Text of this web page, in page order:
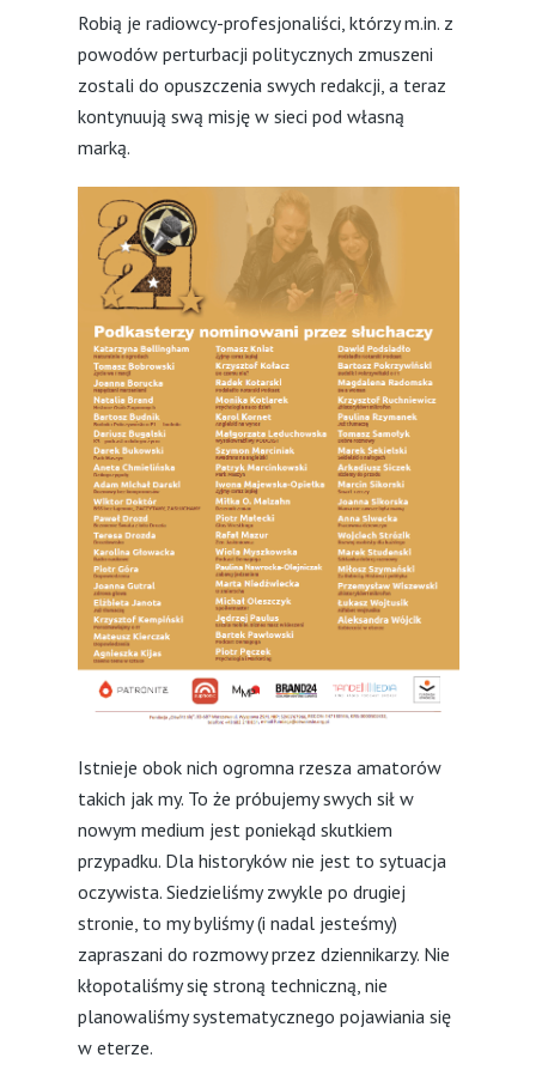
Robią je radiowcy-profesjonaliści, którzy m.in. z
powodów perturbacji politycznych zmuszeni
zostali do opuszczenia swych redakcji, a teraz
kontynuują swą misję w sieci pod własną
marką.
Istnieje obok nich ogromna rzesza amatorów
takich jak my. To że próbujemy swych sił w
nowym medium jest poniekąd skutkiem
przypadku. Dla historyków nie jest to sytuacja
oczywista. Siedzieliśmy zwykle po drugiej
stronie, to my byliśmy (i nadal jesteśmy)
zapraszani do rozmowy przez dziennikarzy. Nie
kłopotaliśmy się stroną techniczną, nie
planowaliśmy systematycznego pojawiania się
w eterze.